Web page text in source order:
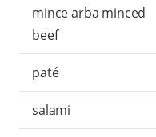
mince arba minced
beef
paté
salami